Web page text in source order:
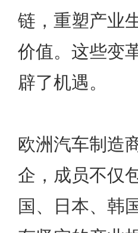
链，重塑产业
价值。这些变
辟了机遇。
欧洲汽车制造
企，成员不仅
国、日本、韩